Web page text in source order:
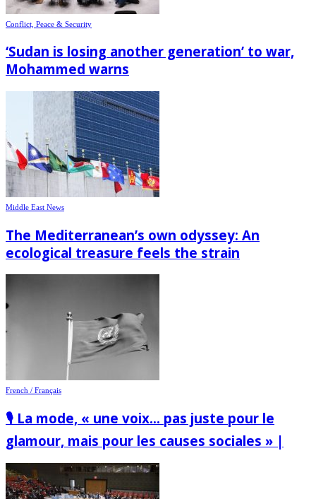
Conflict, Peace & Security
‘Sudan is losing another generation’ to war,
Mohammed warns
Middle East News
The Mediterranean’s own odyssey: An
ecological treasure feels the strain
French / Français
🎙️ La mode, « une voix… pas juste pour le
glamour, mais pour les causes sociales » |